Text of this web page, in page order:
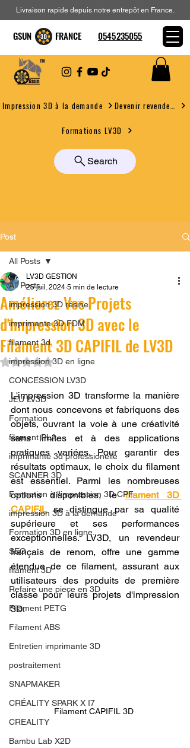
Impression 3D à la demande
Formations LV3D
Search
Livraison rapide depuis notre entrepôt en France.
GSUN FRANCE 0545235055
Post
All Posts
impression 3D résine.
imprimante 3D FDM
filament 3d,
impression 3D en ligne
CONCESSION LV3D
JEU LV3D
Formation
filament PLA
imprimante 3d professionelle
SCANNER 3D
Formation à l'impression 3D CPF
impression 3D à la demande
Formation 3D en ligne.
SEO
filament 3D
Refaire une piece en 3D
Filament PETG
Filament ABS
Entretien imprimante 3D
postraitement
SNAPMAKER
CRÉALITY SPARK X I7
CREALITY
Bambu Lab X2D
All Posts
Améliorez Vos Projets
d'Impression 3D avec le
Filament 3D CAPIFIL de LV3D
LV3D GESTION
25 juil. 2024 5 min de lecture
Noté NaN étoiles sur 5.
L'impression 3D transforme la manière
dont nous concevons et fabriquons des
objets, ouvrant la voie à une créativité
sans limites et à des applications
pratiques variées. Pour garantir des
résultats optimaux, le choix du filament
est essentiel. Parmi les nombreuses
options disponibles, le filament 3D
CAPIFIL se distingue par sa qualité
supérieure et ses performances
exceptionnelles. LV3D, un revendeur
français de renom, offre une gamme
étendue de ce filament, assurant aux
utilisateurs des produits de première
classe pour leurs projets d'impression
3D.
Filament CAPIFIL 3D